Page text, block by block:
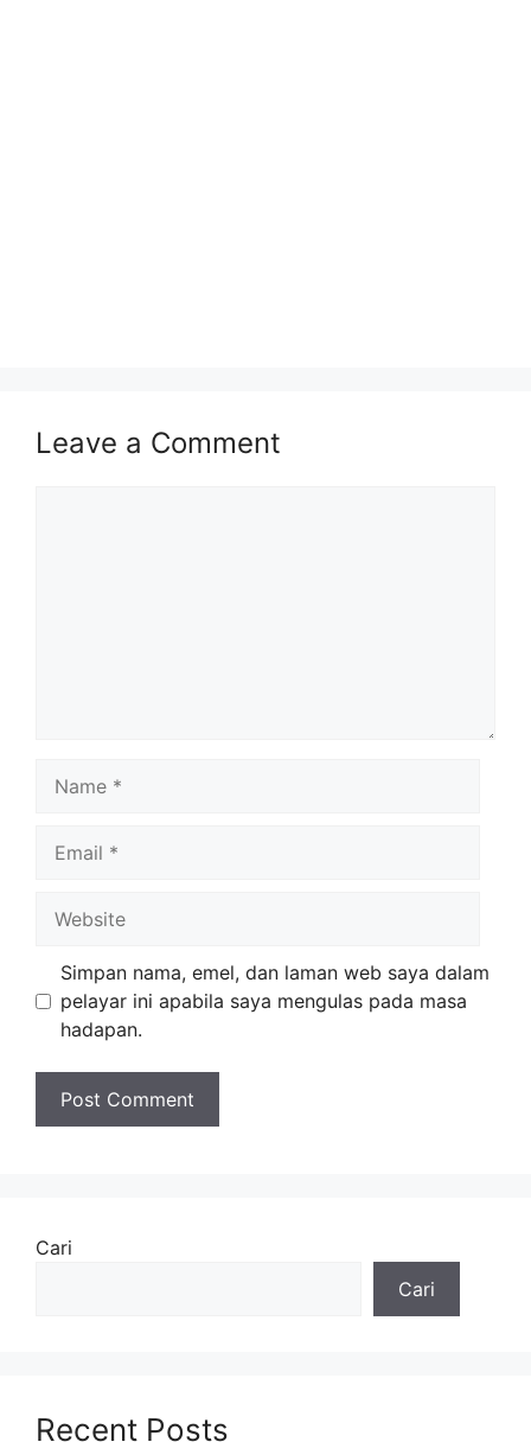
Leave a Comment
Simpan nama, emel, dan laman web saya dalam
pelayar ini apabila saya mengulas pada masa
hadapan.
Cari
Cari
Recent Posts